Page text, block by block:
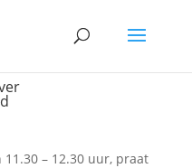
– 12.30 uur, praat